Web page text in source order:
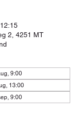
2, 4251 MT
9:00
13:00
9:00